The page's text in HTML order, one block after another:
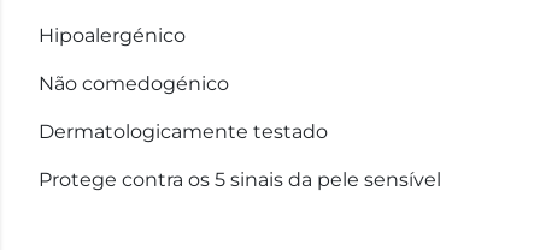
Hipoalergénico
Não comedogénico
Dermatologicamente testado
Protege contra os 5 sinais da pele sensível